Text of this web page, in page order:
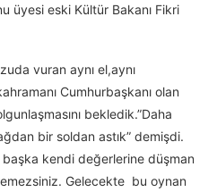
üyesi eski Kültür Bakanı Fikri
vuran aynı el,aynı
Cumhurbaşkanı olan
bekledik.”Daha
bir soldan astık” demişdi.
kendi değerlerine düşman
Gelecekte bu oynan